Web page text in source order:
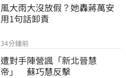
風大雨大沒放假？她轟蔣萬安
用1句話卸責
34分鐘前
遭對手陣營諷「新北晉慧
帝」　蘇巧慧反擊